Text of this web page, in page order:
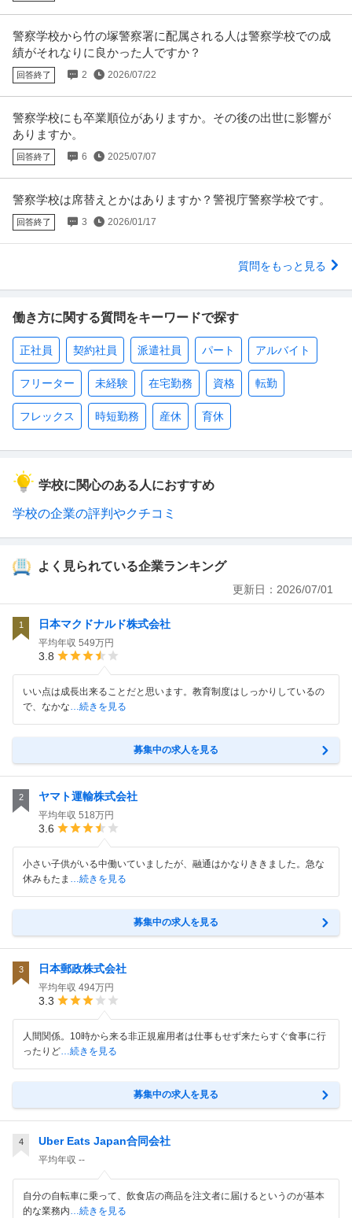
警察学校から竹の塚警察署に配属される人は警察学校での成
績がそれなりに良かった人ですか？
回答終了 2 2026/07/22
警察学校にも卒業順位がありますか。その後の出世に影響が
ありますか。
回答終了 6 2025/07/07
警察学校は席替えとかはありますか？警視庁警察学校です。
回答終了 3 2026/01/17
質問をもっと見る
働き方に関する質問をキーワードで探す
正社員 契約社員 派遣社員 パート アルバイト
フリーター 未経験 在宅勤務 資格 転勤
フレックス 時短勤務 産休 育休
学校に関心のある人におすすめ
学校の企業の評判やクチコミ
よく見られている企業ランキング
更新日： 2026/07/01
1 日本マクドナルド株式会社
平均年収 549万円
3.8
いい点は成長出来ることだと思います。教育制度はしっかりしているの
で、なかな…続きを見る
募集中の求人を見る
2 ヤマト運輸株式会社
平均年収 518万円
3.6
小さい子供がいる中働いていましたが、融通はかなりききました。急な
休みもたま …続きを見る
募集中の求人を見る
3 日本郵政株式会社
平均年収 494万円
3.3
人間関係。10時から来る非正規雇用者は仕事もせず来たらすぐ食事に行
ったりど…続きを見る
募集中の求人を見る
4 Uber Eats Japan合同会社
平均年収 --
自分の自転車に乗って、飲食店の商品を注文者に届けるというのが基本
的な業務内…続きを見る